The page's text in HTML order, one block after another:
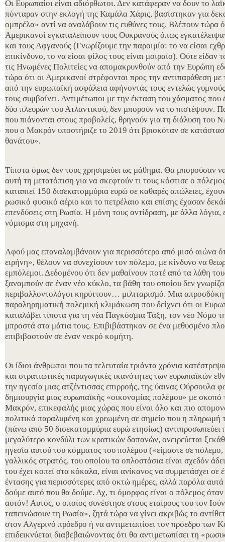
Οι Ευρωπαίοι είναι αδιόρθωτοι. Δεν κατάφεραν να δουν το
πόνταραν στην εκλογή της Καμάλα Χάρις, βασίστηκαν για
ομπρέλα» αντί να αναλάβουν τις ευθύνες τους. Βλέπουν τώρα
Αμερικανοί εγκαταλείπουν τους Ουκρανούς όπως
και τους Αφγανούς (Γνωρίζουμε την παροιμία: το να είσαι
επικίνδυνο, το να είσαι φίλος τους είναι μοιραίο). Ούτε
τις Ηνωμένες Πολιτείες να απομακρυνθούν από την Ευρώπη
τώρα ότι οι Αμερικανοί στρέφονται προς την αντιπαράθεση
από την ευρωπαϊκή ασφάλεια αφήνοντάς τους εντελώς
τους συμβαίνει. Αντιμέτωποι με την έκταση του χάσματος που
δύο πλευρών του Ατλαντικού, δεν μπορούν να το πιστέψουν.
που πιάνονται στους προβολείς, θρηνούν για τη διάλυση του
που ο Μακρόν υποστήριζε το 2019 ότι βρισκόταν σε
θανάτου».
Τίποτα όμως δεν τους χρησιμεύει ως μάθημα. Θα μπορούσαν
αυτή τη μετατόπιση για να σκεφτούν τι τους κόστισε ο
καταπιεί 150 δισεκατομμύρια ευρώ σε καθαρές απώλειες,
ρωσικό φυσικό αέριο και το πετρέλαιο και επίσης έχασαν
επενδύσεις στη Ρωσία. Η μόνη τους αντίδραση, με άλλα λόγια,
νόμισμα στη μηχανή.
Αφού μας επαναλαμβάνουν για περισσότερο από μισό αιώνα
ειρήνη», θέλουν να συνεχίσουν τον πόλεμο, με κίνδυνο να
εμπόλεμοι. Δεδομένου ότι δεν μαθαίνουν ποτέ από τα λάθη
ξαναμπούν σε έναν νέο κύκλο, τα βάθη του οποίου δεν
περιβαλλοντολόγοι κηρύττουν… μιλιταρισμό. Μια
παραληρηματική πολεμική κλιμάκωση που δείχνει ότι οι
καταλάβει τίποτα για τη νέα Παγκόσμια Τάξη, τον νέο Νόμο
μπροστά στα μάτια τους. Επιβιβάστηκαν σε ένα μεθυσμένο
επιβιβαστούν σε έναν νεκρό κομήτη.
Οι ίδιοι άνθρωποι που τα τελευταία τριάντα χρόνια
και στρατιωτικές παραγωγικές ικανότητες των ευρωπαϊκών
την ηγεσία μιας ατζέντισσας επιρροής, της ύαινας Ούρσουλα
δημιουργία μιας ευρωπαϊκής «οικονομίας πολέμου» με
Μακρόν, επικεφαλής μιας χώρας που είναι όλο και πιο
πολιτικά παραλυμένη και χρεωμένη σε σημείο που η πληρωμή
(πάνω από 50 δισεκατομμύρια ευρώ ετησίως) αντιπροσωπεύει
μεγαλύτερο κονδύλι των κρατικών δαπανών, ονειρεύεται
ηγεσία αυτού του κόμματος του πολέμου («είμαστε σε
γαλλικός στρατός, του οποίου τα οπλοστάσια είναι σχεδόν
του έχει κοπεί στα κόκαλα, είναι ανίκανος να συμμετάσχει
έντασης για περισσότερες από οκτώ ημέρες, αλλά παρόλα αυτά
δούμε αυτό που θα δούμε. Αχ, τι όμορφος είναι ο πόλεμος όταν
αυτόν! Αυτός, ο οποίος συνέστησε στους εταίρους του τον
ταπεινώσουν τη Ρωσία», ζητά τώρα να γίνει ακριβώς το
στον Αλγερινό πρόεδρο ή να αντιμετωπίσει τον πρόεδρο των
επιδεικνύεται διαβεβαιώνοντας ότι θα αντιμετωπίσει τη